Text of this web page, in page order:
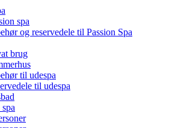
spa
og reservedele til Passion Spa
brug
til udespa
til udespa